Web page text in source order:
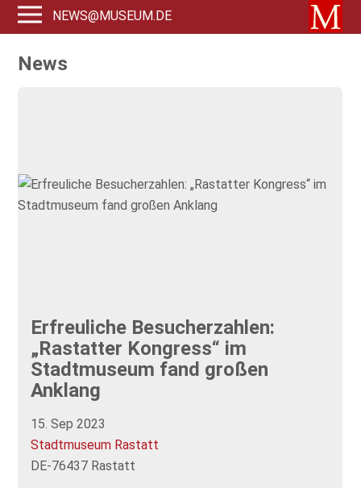
NEWS@MUSEUM.DE
News
Erfreuliche Besucherzahlen:
„Rastatter Kongress“ im
Stadtmuseum fand großen
Anklang
15. Sep 2023
Stadtmuseum Rastatt
DE-76437 Rastatt